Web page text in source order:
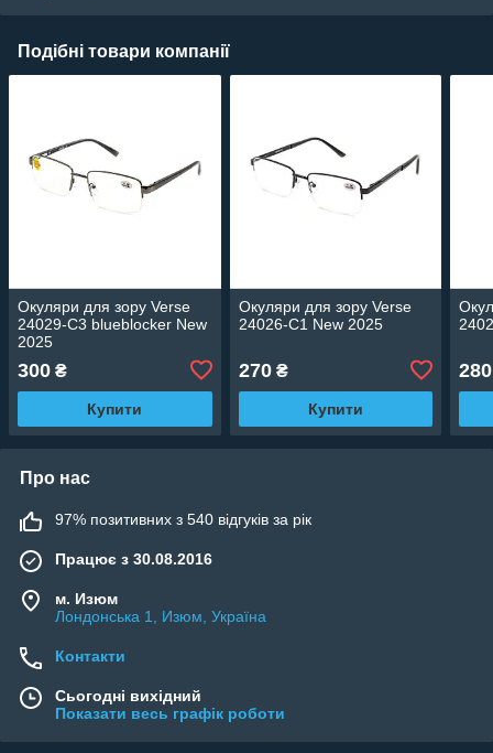
Подібні товари компанії
Окуляри для зору Verse
24029-C3 blueblocker New
2025
300 ₴
Купити
Окуляри для зору Verse
24026-C1 New 2025
270₴
Купити
280
Про нас
97% позитивних з 540 відгуків за рік
Працює з 30.08.2016
м. Изюм
Лондонська 1, Изюм, Україна
Контакти
Сьогодні вихідний
Показати весь графік роботи